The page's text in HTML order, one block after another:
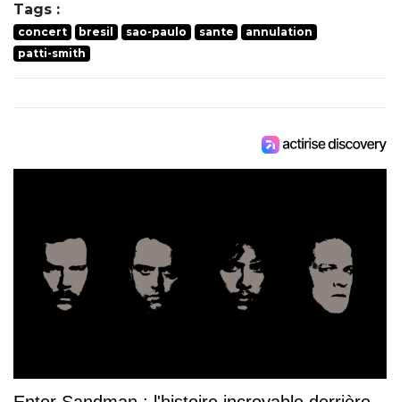
Tags :
concert bresil sao-paulo sante
annulation
patti-smith